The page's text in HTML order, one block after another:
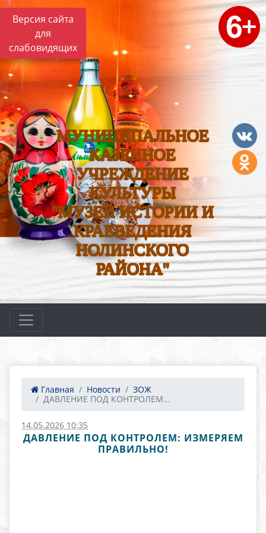
Версия сайта
для
слабовидящих
МУНИЦИПАЛЬНОЕ
КАЗЕННОЕ
УЧРЕЖДЕНИЕ
КУЛЬТУРЫ
"МУЗЕЙ ИСТОРИИ И
КРАЕВЕДЕНИЯ
НОЛИНСКОГО
РАЙОНА"
Главная Новости
ЗОЖ
ДАВЛЕНИЕ ПОД КОНТРОЛЕМ...
14.05.2026 10:35
ДАВЛЕНИЕ ПОД КОНТРОЛЕМ: ИЗМЕРЯЕМ
ПРАВИЛЬНО!